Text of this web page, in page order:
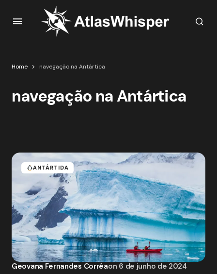
Home navegação na Antártica
navegação na Antártica
ANTÁRTIDA
Geovana Fernandes Corrêaon 6 de junho de 2024